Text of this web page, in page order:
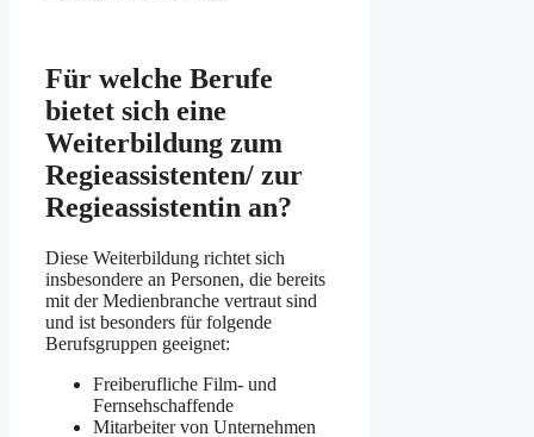
Für welche Berufe
bietet sich eine
Weiterbildung zum
Regieassistenten/ zur
Regieassistentin an?
Diese Weiterbildung richtet sich
insbesondere an Personen, die bereits
mit der Medienbranche vertraut sind
und ist besonders für folgende
Berufsgruppen geeignet:
Freiberufliche Film- und
Fernsehschaffende
Mitarbeiter von Unternehmen